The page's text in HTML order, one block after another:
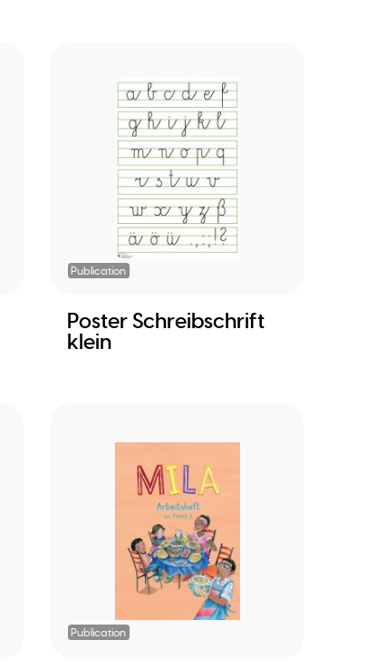
Publication
Poster Schreibschrift
klein
Publication